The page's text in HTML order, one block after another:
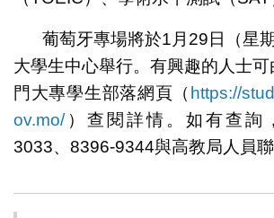
葡萄牙專場將於1月29日（星
大學生中心舉行。有興趣的人士
門大專學生部落網頁（ https://
ov.mo/）查閱詳情。如有查詢
3033、8396-9344與高教局人員聯